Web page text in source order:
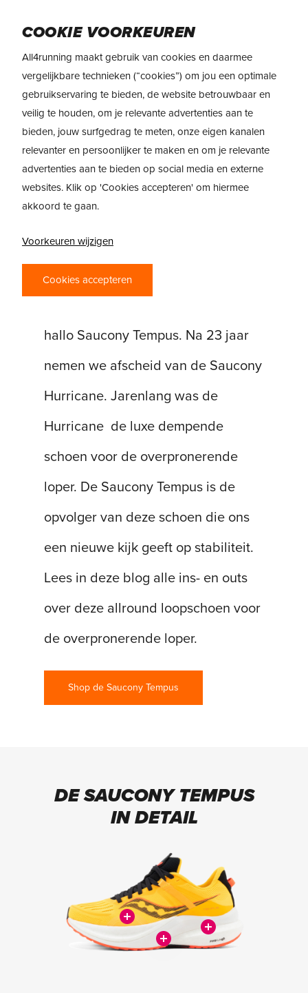
REVIEW: SAUCONY
TEMPUS
door All4running 22 June 2022
hallo Saucony Tempus. Na 23 jaar
nemen we afscheid van de Saucony
Hurricane. Jarenlang was de
Hurricane de luxe dempende
schoen voor de overpronerende
loper. De Saucony Tempus is de
opvolger van deze schoen die ons
een nieuwe kijk geeft op stabiliteit.
Lees in deze blog alle ins- en outs
over deze allround loopschoen voor
de overpronerende loper.
Shop de Saucony Tempus
DE SAUCONY TEMPUS
IN DETAIL
COOKIE VOORKEUREN
All4running maakt gebruik van cookies en daarmee
vergelijkbare technieken (“cookies”) om jou een optimale
gebruikservaring te bieden, de website betrouwbaar en
veilig te houden, om je relevante advertenties aan te
bieden, jouw surfgedrag te meten, onze eigen kanalen
relevanter en persoonlijker te maken en om je relevante
advertenties aan te bieden op social media en externe
websites. Klik op 'Cookies accepteren' om hiermee
akkoord te gaan.
Voorkeuren wijzigen
Cookies accepteren